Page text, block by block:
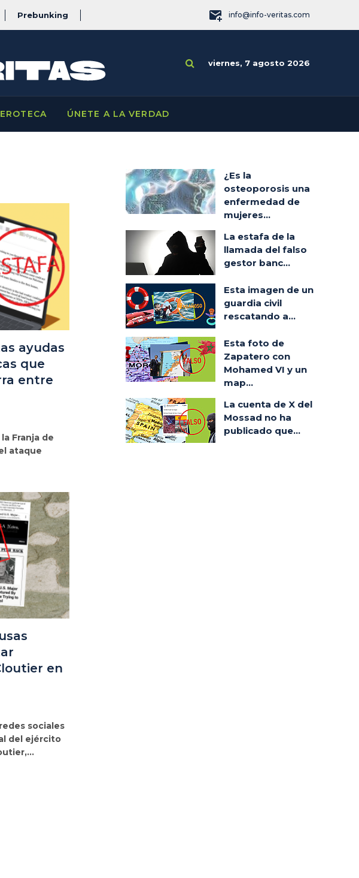
Prebunking info@info-veritas.com
viernes, 7 agosto 2026
ÚNETE A LA VERDAD
ayudas
que
entre
Franja de
ataque
en
sociales
del ejército
¿Es la
osteoporosis una
enfermedad de
mujeres...
La estafa de la
llamada del falso
gestor banc...
Esta imagen de un
guardia civil
rescatando a...
Esta foto de
Zapatero con
Mohamed VI y un
map...
La cuenta de X del
Mossad no ha
publicado que...